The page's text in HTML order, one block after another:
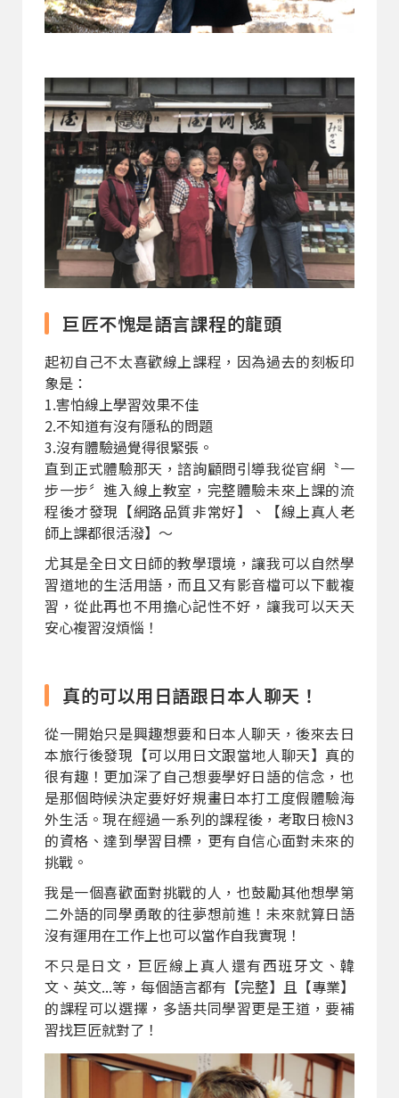
巨匠不愧是語言課程的龍頭
起初自己不太喜歡線上課程，因為過去的刻板印
象是：
1.害怕線上學習效果不佳
2.不知道有沒有隱私的問題
3.沒有體驗過覺得很緊張。
直到正式體驗那天，諮詢顧問引導我從官網〝一
步一步〞進入線上教室，完整體驗未來上課的流
程後才發現【網路品質非常好】、【線上真人老
師上課都很活潑】～
尤其是全日文日師的教學環境，讓我可以自然學
習道地的生活用語，而且又有影音檔可以下載複
習，從此再也不用擔心記性不好，讓我可以天天
安心複習沒煩惱！
真的可以用日語跟日本人聊天！
從一開始只是興趣想要和日本人聊天，後來去日
本旅行後發現【可以用日文跟當地人聊天】真的
很有趣！更加深了自己想要學好日語的信念，也
是那個時候決定要好好規畫日本打工度假體驗海
外生活。現在經過一系列的課程後，考取日檢N3
的資格、達到學習目標，更有自信心面對未來的
挑戰。
我是一個喜歡面對挑戰的人，也鼓勵其他想學第
二外語的同學勇敢的往夢想前進！未來就算日語
沒有運用在工作上也可以當作自我實現！
不只是日文，巨匠線上真人還有西班牙文、韓
文、英文...等，每個語言都有【完整】且【專業】
的課程可以選擇，多語共同學習更是王道，要補
習找巨匠就對了！